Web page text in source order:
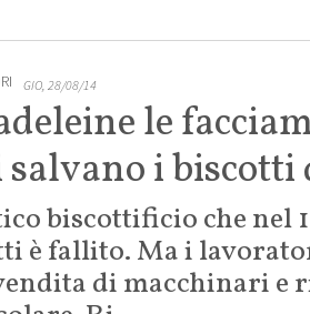
GIO, 28/08/14
le
i biscotti
biscottificio che nel
è fallito. Ma i
di macchinari e